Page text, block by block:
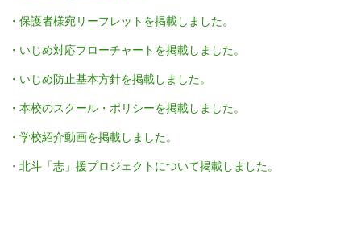
・保護者様宛リーフレットを掲載しました。
・いじめ対応フローチャートを掲載しました。
・いじめ防止基本方針を掲載しました。
・本校のスクール・ポリシーを掲載しました。
・学校紹介動画を掲載しました。
・ 北斗「志」援プロジェクトについて掲載しました。